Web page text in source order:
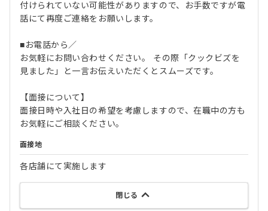
付けられていない可能性がありますので、お手数ですが電
話にて再度ご連絡をお願いします。
■お電話から／
お気軽にお問い合わせください。 その際「クックビズを
見ました」と一言お伝えいただくとスムーズです。
【面接について】
面接日時や入社日の希望を考慮しますので、在職中の方も
お気軽にご相談ください。
面接地
各店舗にて実施します
閉じる